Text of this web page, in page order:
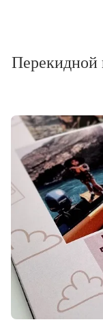
Перекидной